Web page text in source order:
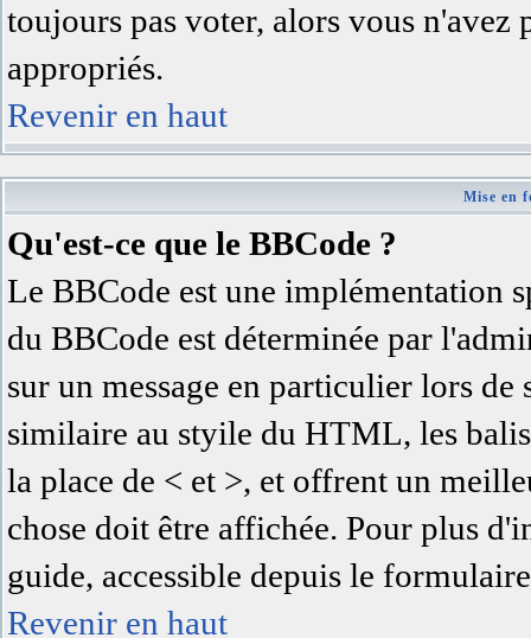
toujours pas voter, alors vous n'avez
appropriés.
Revenir en haut
Mise en
Qu'est-ce que le BBCode ?
Le BBCode est une
du BBCode est déterminée par
sur un message en particulier lors
similaire au styile du HTML, les
la place de < et >, et offrent un
chose doit être affichée. Pour plus
guide, accessible depuis le
Revenir en haut